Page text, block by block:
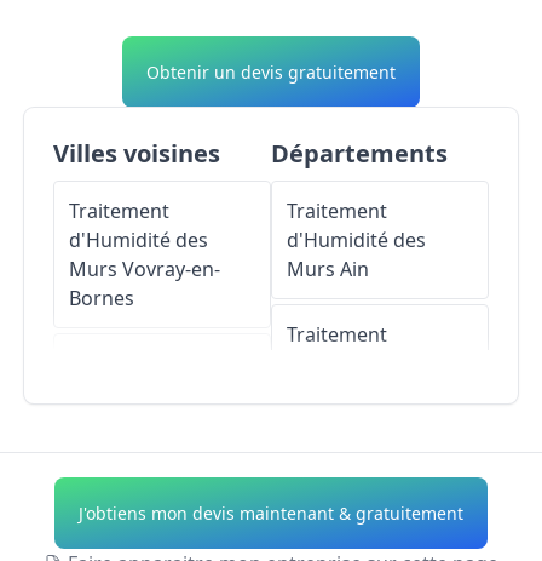
Obtenir un devis gratuitement
Villes voisines
Traitement
d'Humidité des
Murs Vovray-en-
Bornes
en-Bornes
Traitement
d'Humidité des
Départements
Traitement
d'Humidité des
Murs Ain
Traitement
Traitement
d'Humidité des
Murs Allier
J'obtiens mon devis maintenant & gratuitement